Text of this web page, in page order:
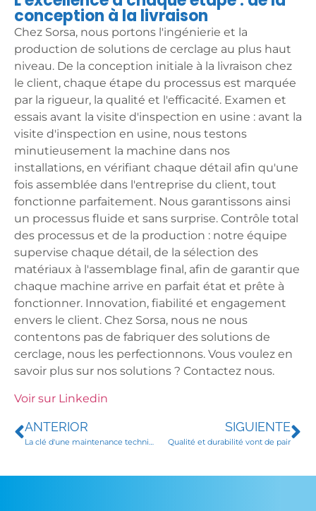
conception à la livraison
Chez Sorsa, nous portons l'ingénierie et la
production de solutions de cerclage au plus haut
niveau. De la conception initiale à la livraison chez
le client, chaque étape du processus est marquée
par la rigueur, la qualité et l'efficacité. Examen et
essais avant la visite d'inspection en usine : avant la
visite d'inspection en usine, nous testons
minutieusement la machine dans nos
installations, en vérifiant chaque détail afin qu'une
fois assemblée dans l'entreprise du client, tout
fonctionne parfaitement. Nous garantissons ainsi
un processus fluide et sans surprise. Contrôle total
des processus et de la production : notre équipe
supervise chaque détail, de la sélection des
matériaux à l'assemblage final, afin de garantir que
chaque machine arrive en parfait état et prête à
fonctionner. Innovation, fiabilité et engagement
envers le client. Chez Sorsa, nous ne nous
contentons pas de fabriquer des solutions de
cerclage, nous les perfectionnons. Vous voulez en
savoir plus sur nos solutions ? Contactez nous.
Voir sur Linkedin
ANTERIOR
La clé d'une maintenance technique efficace
SIGUIENTE
Qualité et durabilité vont de pair